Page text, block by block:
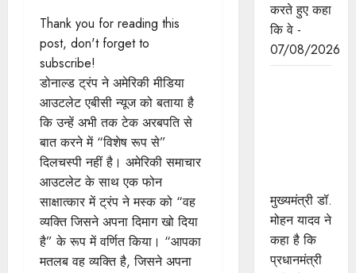
Thank you for reading this
post, don't forget to
subscribe!
डोनाल्ड ट्रंप ने अमेरिकी मीडिया
आउटलेट एबीसी न्यूज को बताया है
कि उन्हें अभी तक टेक अरबपति से
बात करने में “विशेष रूप से”
दिलचस्पी नहीं है। अमेरिकी समाचार
आउटलेट के साथ एक फोन
साक्षात्कार में ट्रंप ने मस्क को “वह
व्यक्ति जिसने अपना दिमाग खो दिया
है” के रूप में वर्णित किया। “आपका
मतलब वह व्यक्ति है, जिसने अपना
करते हुए कहा
कि वे -
07/08/2026
मुख्यमंत्री डॉ.
मोहन यादव ने
कहा है कि
प्रधानमंत्री